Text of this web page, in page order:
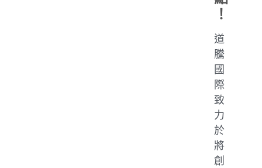
！
道
騰
國
際
致
力
於
將
創